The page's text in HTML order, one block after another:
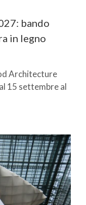
bando
in legno
Architecture
15 settembre al